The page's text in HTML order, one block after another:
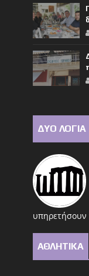
ΔΥΟ ΛΟΓΙΑ
υπηρετήσουν
ΑΘΛΗΤΙΚΑ